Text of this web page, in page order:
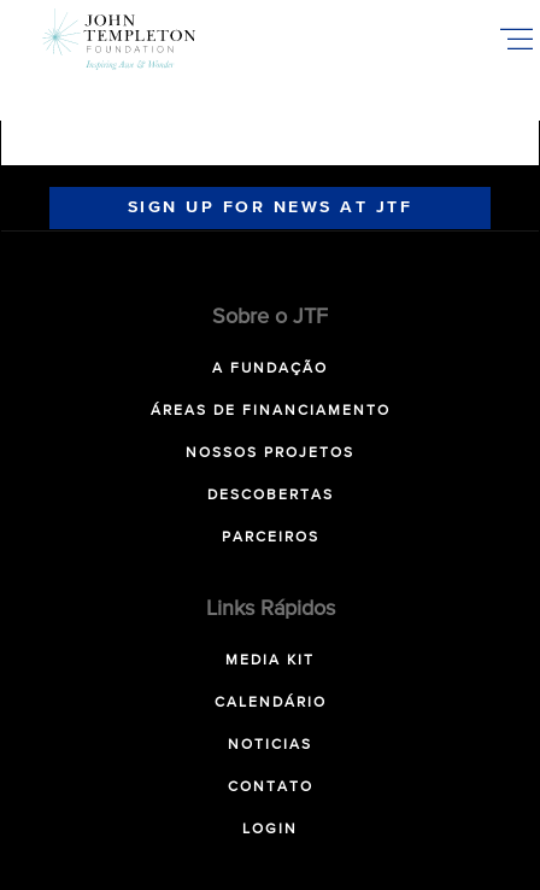
SIGN UP FOR NEWS AT JTF
Sobre o JTF
A FUNDAÇÃO
ÁREAS DE FINANCIAMENTO
NOSSOS PROJETOS
DESCOBERTAS
PARCEIROS
Links Rápidos
MEDIA KIT
CALENDÁRIO
NOTICIAS
CONTATO
LOGIN